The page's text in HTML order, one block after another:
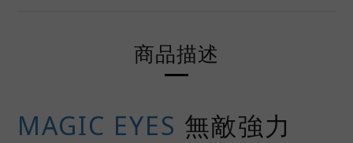
商品描述
MAGIC EYES 無敵強力